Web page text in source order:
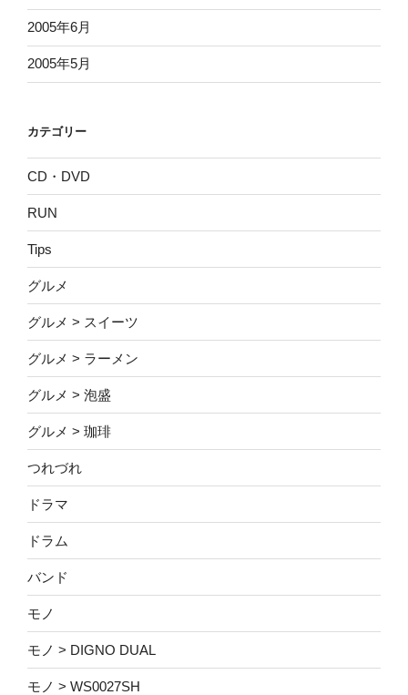
2005年6月
2005年5月
カテゴリー
CD・DVD
RUN
Tips
グルメ
グルメ > スイーツ
グルメ > ラーメン
グルメ > 泡盛
グルメ > 珈琲
つれづれ
ドラマ
ドラム
バンド
モノ
モノ > DIGNO DUAL
モノ > WS0027SH